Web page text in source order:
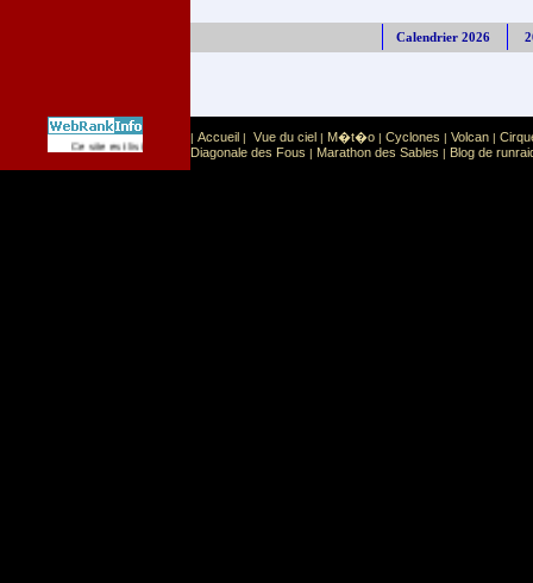
Calendrier 2026
Ce site est list� dans la cat�gorie Sport :Sports extr�mes
| Accueil | Vue du ciel | M�t�o | Cyclones | Volcan |
Diagonale des Fous | Marathon des Sables | Blog de